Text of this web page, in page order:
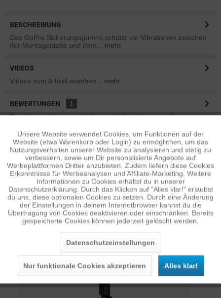
BESCHREIBUNG
Das GoPro Sicherungsgummi schützt vor Vibrationen zwischen
der Montageplatte und dem...
mehr
VIDEOS
Videos zum Artikel ansehen...
mehr
BEWERTUNGEN
1
Bewertungen lesen, schreiben und diskutieren...mehr
INFOS ZUM HERSTELLER
Folgende Infos zum Hersteller sind verfübar......mehr
ÄHNLICHE ARTIKEL
Diese Artikel sind dem Produkt ähnlich ... mehr
Persönliche Empfehlungen
Funktionale Aktiv
Tracking Inaktiv
Personalisierung Inaktiv
Service Inaktiv
Unsere Website verwendet Cookies, um Funktionen auf der
Website (etwa Warenkorb oder Login) zu ermöglichen, um das
Nutzungsverhalten unserer Website zu analysieren und stetig zu
verbessern, sowie um Dir personalisierte Angebote auf
Werbeplattformen Dritter anzubieten. Zudem liefern diese Cookies
Erkenntnisse für Werbeanalysen und Affiliate-Marketing. Weitere
Informationen zu Cookies erhältst du in unserer
Datenschutzerklärung. Durch das Klicken auf "Alles klar!" erlaubst
du uns, diese optionalen Cookies zu setzen. Durch eine Änderung
der Einstellungen in deinem Internetbrowser kannst du die
Übertragung von Cookies deaktivieren oder einschränken. Bereits
gespeicherte Cookies können jederzeit gelöscht werden.
Datenschutzeinstellungen
Nur funktionale Cookies akzeptieren Alles klar!